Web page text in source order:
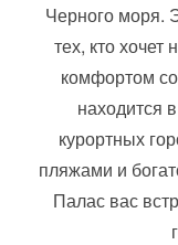
Черного моря.
тех, кто хочет
комфортом
находится
курортных
пляжами и
Палас вас